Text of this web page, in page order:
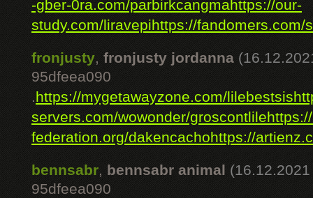
-gber-0ra.com/parbirkcangmahttps://our-
study.com/liravepihttps://fandomers.com/
fronjusty,fronjusty jordanna
95dfeea090
.https://mygetawayzone.com/lilebestsis
servers.com/wowonder/groscontlile
federation.org/dakencachohttps://
bennsabr, bennsabr animal
95dfeea090